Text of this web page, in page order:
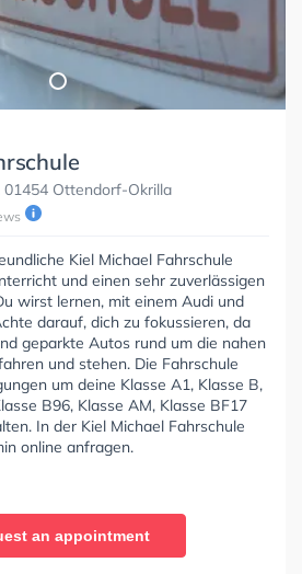
Ottendorf-Okrilla
Kiel Michael Fahrschule
und einen sehr zuverlässigen
wirst lernen, mit einem Audi und
darauf, dich zu fokussieren, da
geparkte Autos rund um die nahen
und stehen. Die Fahrschule
um deine Klasse A1, Klasse B,
B96, Klasse AM, Klasse BF17
In der Kiel Michael Fahrschule
online anfragen.
an appointment